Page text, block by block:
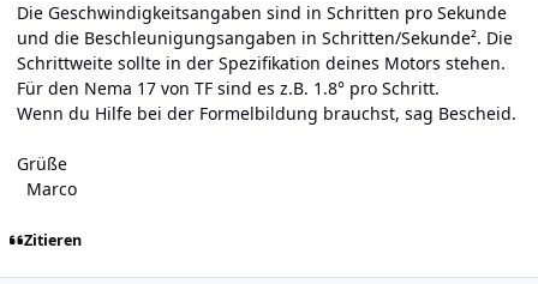
Die Geschwindigkeitsangaben sind in Schritten pro Sekunde
und die Beschleunigungsangaben in Schritten/Sekunde². Die
Schrittweite sollte in der Spezifikation deines Motors stehen.
Für den Nema 17 von TF sind es z.B. 1.8° pro Schritt.
Wenn du Hilfe bei der Formelbildung brauchst, sag Bescheid.
Grüße
Marco
Zitieren